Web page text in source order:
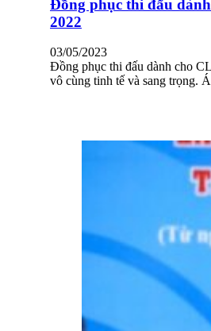
Đồng phục thi đấu
2022
03/05/2023
Đồng phục thi đấu dành cho
vô cùng tinh tế và sang trọng.